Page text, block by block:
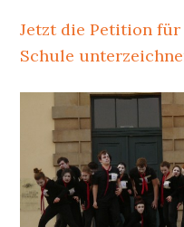
Jetzt die Petition
Schule